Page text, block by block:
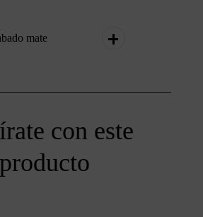
mate
con este
producto